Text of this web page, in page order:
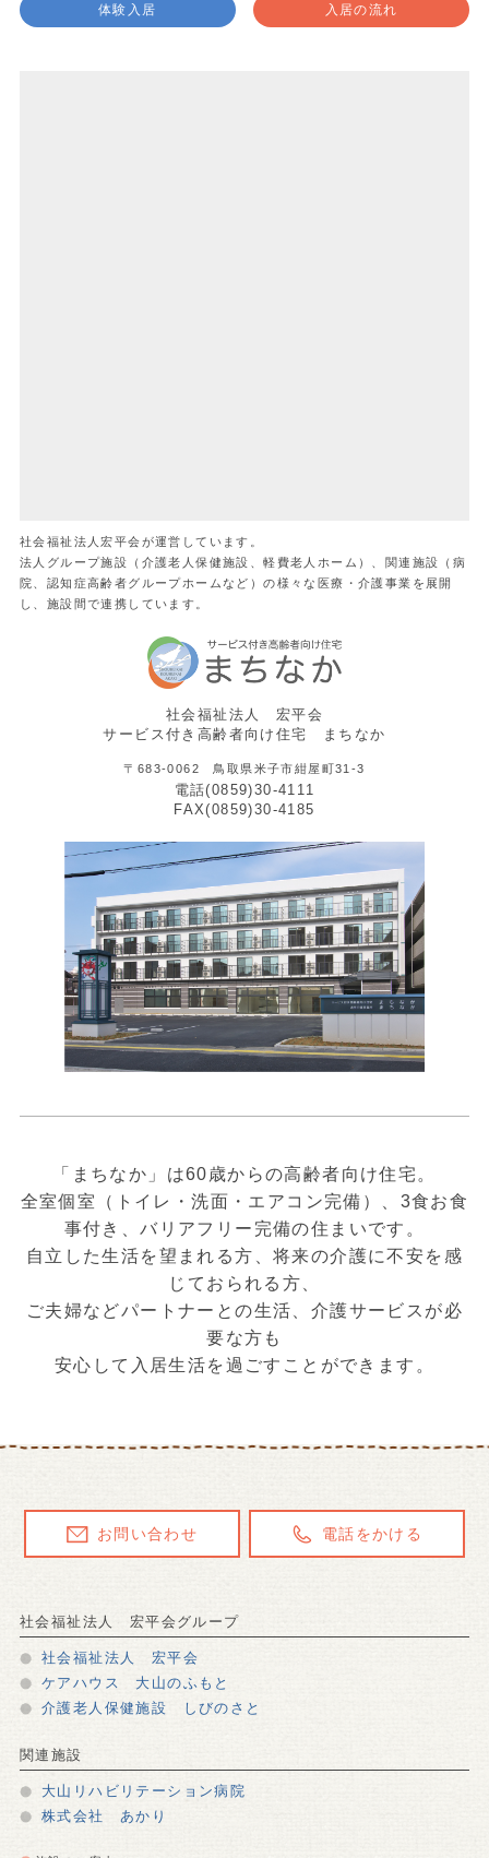
体験入居 入居の流れ
社会福祉法人宏平会が運営しています。
法人グループ施設（介護老人保健施設、軽費老人ホーム）、関連施設（病
院、認知症高齢者グループホームなど）の様々な医療・介護事業を展開
し、施設間で連携しています。
社会福祉法人 宏平会
サービス付き高齢者向け住宅 まちなか
〒683-0062 鳥取県米子市紺屋町31-3
電話(0859)30-4111
FAX(0859)30-4185
「まちなか」は60歳からの高齢者向け住宅。
全室個室（トイレ・洗面・エアコン完備）、3食お食
事付き、バリアフリー完備の住まいです。
自立した生活を望まれる方、将来の介護に不安を感
じておられる方、
ご夫婦などパートナーとの生活、介護サービスが必
要な方も
安心して入居生活を過ごすことができます。
お問い合わせ 電話をかける
社会福祉法人 宏平会グループ
社会福祉法人 宏平会
ケアハウス 大山のふもと
介護老人保健施設 しびのさと
関連施設
大山リハビリテーション病院
株式会社 あかり